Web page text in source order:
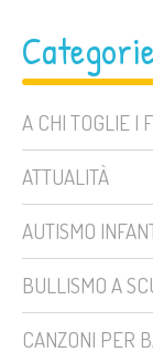
A CHI TOGLIE I
ATTUALITÀ
AUTISMO
BULLISMO A
CANZONI PER